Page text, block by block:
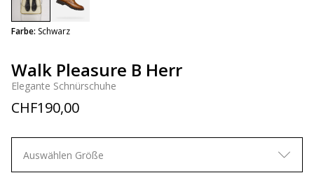
Walk Pleasure B Herr
Elegante Schnürschuhe
CHF190,00
Farbe: Schwarz
selected
Auswählen Größe